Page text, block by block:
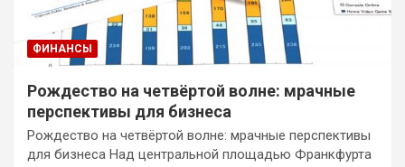
ФИНАНСЫ
Рождество на четвёртой волне: мрачные
перспективы для бизнеса
Рождество на четвёртой волне: мрачные перспективы
для бизнеса Над центральной площадью Франкфурта